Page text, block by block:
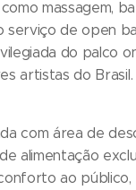
massagem,
serviço de open
do palco
artistas do Brasil.
com área de
alimentação
ao público,